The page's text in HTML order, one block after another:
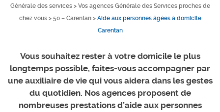
Générale des services> Vos agences Générale des Services proches de
chez vous> 50 – Carentan> Aide aux personnes âgées à domicile
Carentan
Vous souhaitez rester à votre domicile le plus
longtemps possible, faites-vous accompagner par
une auxiliaire de vie qui vous aidera dans les gestes
du quotidien. Nos agences proposent de
nombreuses prestations d’aide aux personnes